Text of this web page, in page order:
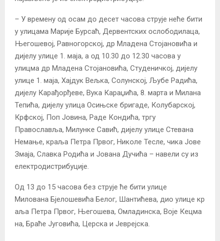
– У времену од осам до десет часова струје неће бити
у улицама Марије Бурсаћ, Дервентских ослободилаца,
Његошевој, Равногорској, др Младена Стојановића и
дијелу улице 1. маја, а од 10.30 до 12.30 часова у
улицма др Младена Стојановића, Студеничкој, дијелу
улице 1. маја, Хајдук Вељка, Солунској, Љубе Радића,
дијелу Карађорђеве, Вука Караџића, 8. марта и Милана
Тепића, дијелу улица Осињске бригаде, Колубарској,
Крфској, Поп Јовина, Раде Кондића, тргу
Православља, Милунке Савић, дијелу улице Стевана
Немање, краља Петра Првог, Николе Тесле, чика Јове
Змаја, Славка Родића и Јована Дучића – навели су из
електродистрибуције.
Oд 13 до 15 часова без струје ће бити улице
Милована Бјелошевића Белог, Шантићева, дио улице кр
аља Петра Првог, Његошева, Омладинска, Воје Кецма
на, Браће Југовића, Церска и Јеврејска.